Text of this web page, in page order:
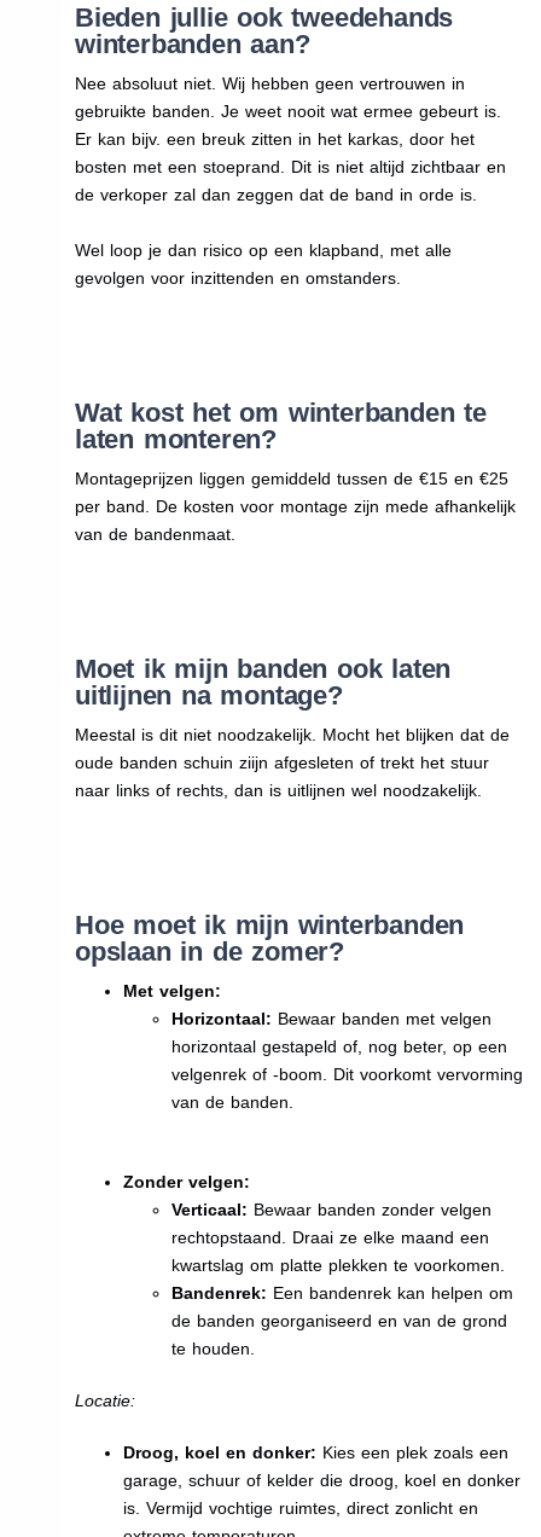
Bieden jullie ook tweedehands
winterbanden aan?
Nee absoluut niet. Wij hebben geen vertrouwen in
gebruikte banden. Je weet nooit wat ermee gebeurt is.
Er kan bijv. een breuk zitten in het karkas, door het
bosten met een stoeprand. Dit is niet altijd zichtbaar en
de verkoper zal dan zeggen dat de band in orde is.
Wel loop je dan risico op een klapband, met alle
gevolgen voor inzittenden en omstanders.
Wat kost het om winterbanden te
laten monteren?
Montageprijzen liggen gemiddeld tussen de €15 en €25
per band. De kosten voor montage zijn mede afhankelijk
van de bandenmaat.
Moet ik mijn banden ook laten
uitlijnen na montage?
Meestal is dit niet noodzakelijk. Mocht het blijken dat de
oude banden schuin ziijn afgesleten of trekt het stuur
naar links of rechts, dan is uitlijnen wel noodzakelijk.
Hoe moet ik mijn winterbanden
opslaan in de zomer?
Met velgen:
Horizontaal: Bewaar banden met velgen
horizontaal gestapeld of, nog beter, op een
velgenrek of -boom. Dit voorkomt vervorming
van de banden.
Zonder velgen:
Verticaal: Bewaar banden zonder velgen
rechtopstaand. Draai ze elke maand een
kwartslag om platte plekken te voorkomen.
Bandenrek: Een bandenrek kan helpen om
de banden georganiseerd en van de grond
te houden.
Locatie:
Droog, koel en donker: Kies een plek zoals een
garage, schuur of kelder die droog, koel en donker
is. Vermijd vochtige ruimtes, direct zonlicht en